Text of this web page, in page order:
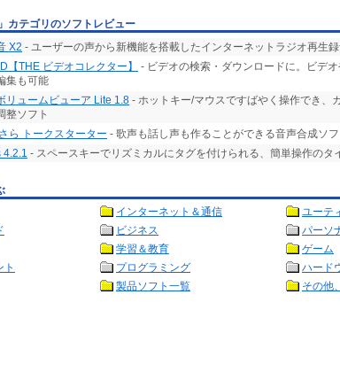
カテゴリのソフトレビュー
X2 - ユーザーの声から新機能を搭載したインターネットラジオ再生録
【THE ビデオコレクター】
- ビデオの検索・ダウンロードに。ビデ
集も可能
リュームビューア Lite 1.8 - ホットキー/マウスですばやく操作でき、
整ソフト
ら トークスターター - 歌声も話し声も作ることができる音声合成ソフ
- スペースキーでリズミカルにタグを付けられる、簡単操作のタ
インターネット＆通信
ユーテ
ビジネス
パーソ
学習＆教育
ゲーム
ト
プログラミング
ハード
製品ソフト一覧 その他